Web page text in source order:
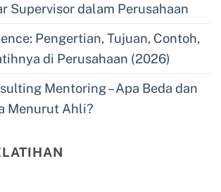
Supervisor dalam Perusahaan
Pengertian, Tujuan, Contoh,
di Perusahaan (2026)
Mentoring – Apa Beda dan
Menurut Ahli?